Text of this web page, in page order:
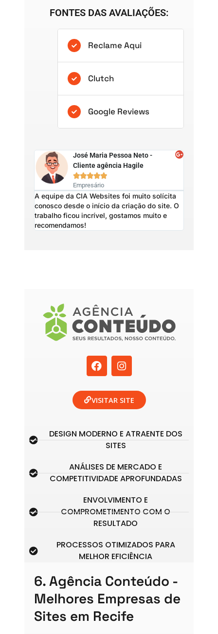
FONTES DAS AVALIAÇÕES:
Reclame Aqui
Clutch
Google Reviews
José Maria Pessoa Neto -
Cliente agência Hagile

Empresário
A equipe da CIA Websites foi muito solícita
conosco desde o início da criação do site. O
trabalho ficou incrível, gostamos muito e
recomendamos!
F
a
c
b
o
I
n
s
a
g
m
VISITAR SITE
DESIGN MODERNO E ATRAENTE DOS
SITES
ANÁLISES DE MERCADO E
COMPETITIVIDADE APROFUNDADAS
ENVOLVIMENTO E
COMPROMETIMENTO COM O
RESULTADO
PROCESSOS OTIMIZADOS PARA
MELHOR EFICIÊNCIA
6. Agência Conteúdo -
Melhores Empresas de
Sites em Recife